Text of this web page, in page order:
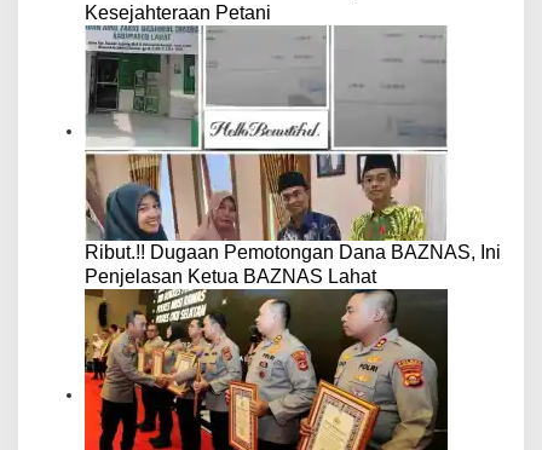
Kesejahteraan Petani
Ribut.!! Dugaan Pemotongan Dana BAZNAS, Ini
Penjelasan Ketua BAZNAS Lahat